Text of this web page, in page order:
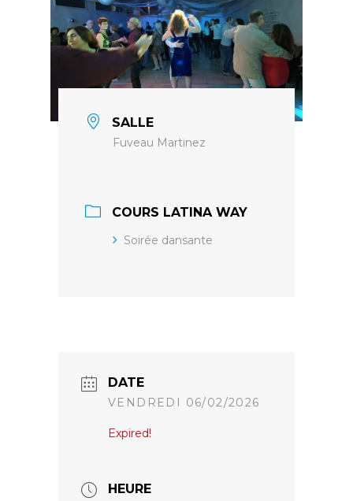
SALLE
Fuveau Martinez
COURS LATINA WAY
Soirée dansante
DATE
VENDREDI 06/02/2026
Expired!
HEURE